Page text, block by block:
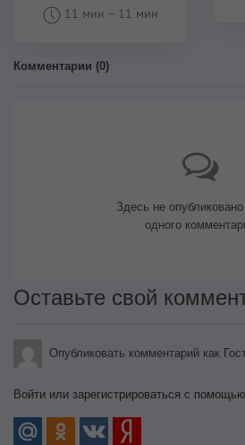
11 мин – 11 мин
Комментарии (0)
Здесь не
одного
Оставьте свой
Опубликовать комментарий как
Войти или зарегистрироваться с